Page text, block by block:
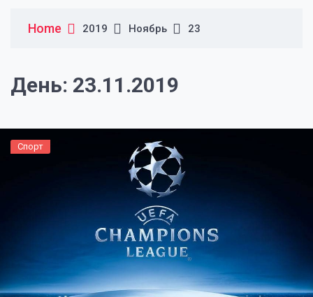
Home 2019 Ноябрь 23
День: 23.11.2019
Спорт